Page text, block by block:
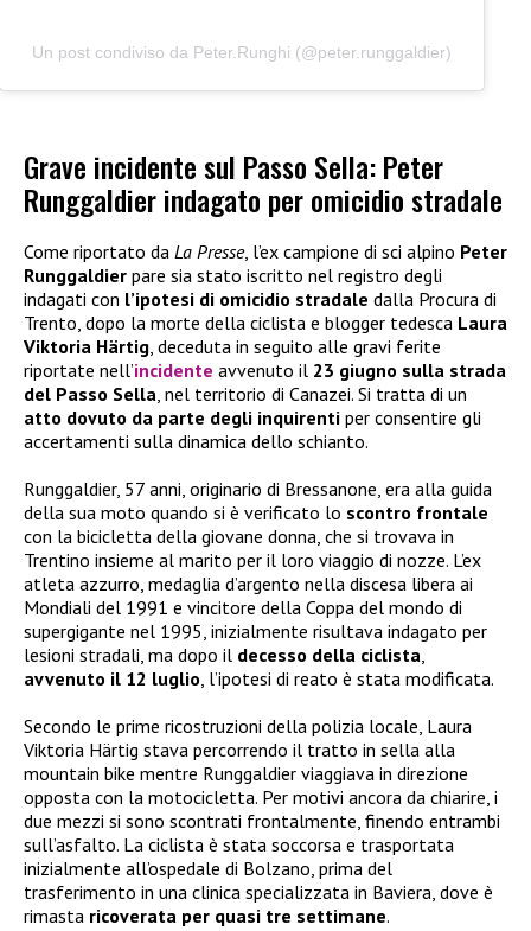
Un post condiviso da Peter.Runghi (@peter.runggaldier)
Grave incidente sul Passo Sella: Peter
Runggaldier indagato per omicidio stradale
Come riportato da La Presse, l’ex campione di sci alpino Peter
Runggaldier pare sia stato iscritto nel registro degli
indagati con l’ipotesi di omicidio stradale dalla Procura di
Trento, dopo la morte della ciclista e blogger tedesca Laura
Viktoria Härtig, deceduta in seguito alle gravi ferite
riportate nell’incidente avvenuto il 23 giugno sulla strada
del Passo Sella, nel territorio di Canazei. Si tratta di un
atto dovuto da parte degli inquirenti per consentire gli
accertamenti sulla dinamica dello schianto.
Runggaldier, 57 anni, originario di Bressanone, era alla guida
della sua moto quando si è verificato lo scontro frontale
con la bicicletta della giovane donna, che si trovava in
Trentino insieme al marito per il loro viaggio di nozze. L’ex
atleta azzurro, medaglia d’argento nella discesa libera ai
Mondiali del 1991 e vincitore della Coppa del mondo di
supergigante nel 1995, inizialmente risultava indagato per
lesioni stradali, ma dopo il decesso della ciclista,
avvenuto il 12 luglio, l’ipotesi di reato è stata modificata.
Secondo le prime ricostruzioni della polizia locale, Laura
Viktoria Härtig stava percorrendo il tratto in sella alla
mountain bike mentre Runggaldier viaggiava in direzione
opposta con la motocicletta. Per motivi ancora da chiarire, i
due mezzi si sono scontrati frontalmente, finendo entrambi
sull’asfalto. La ciclista è stata soccorsa e trasportata
inizialmente all’ospedale di Bolzano, prima del
trasferimento in una clinica specializzata in Baviera, dove è
rimasta ricoverata per quasi tre settimane.